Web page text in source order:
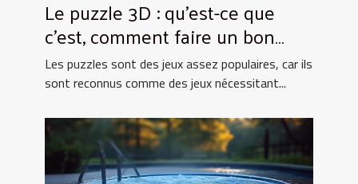
Le puzzle 3D : qu’est-ce que
c’est, comment faire un bon
choix ?
Les puzzles sont des jeux assez populaires, car ils
sont reconnus comme des jeux nécessitant...